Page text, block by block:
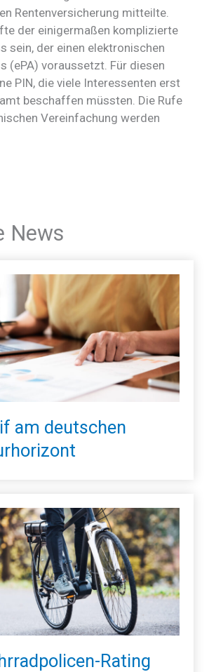
Rentenversicherung mitteilte.
der einigermaßen komplizierte
sein, der einen elektronischen
(ePA) voraussetzt. Für diesen
PIN, die viele Interessenten erst
beschaffen müssten. Die Rufe
Vereinfachung werden
News
am deutschen
Rating